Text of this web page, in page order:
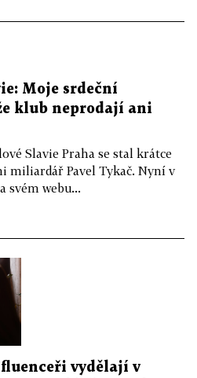
Moje srdeční
klub neprodají ani
Slavie Praha se stal krátce
miliardář Pavel Tykač. Nyní v
svém webu...
vydělají v